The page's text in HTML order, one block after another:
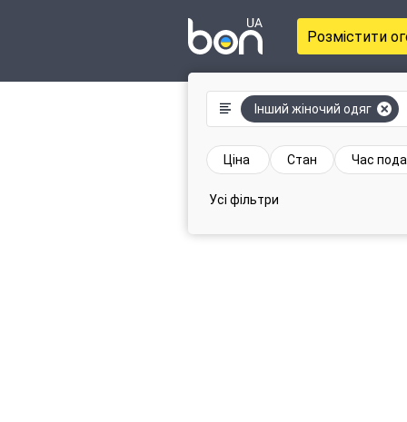
Розмістити
Інший жіночий одяг
Ціна Стан Час
Усі фільтри